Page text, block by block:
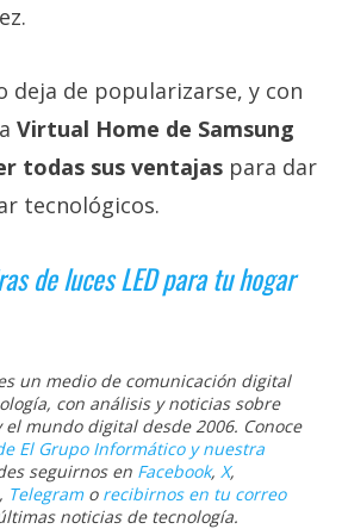
deja de popularizarse, y con
Virtual Home de Samsung
todas sus ventajas para dar
tecnológicos.
de luces LED para tu hogar
un medio de comunicación digital
con análisis y noticias sobre
mundo digital desde 2006. Conoce
El Grupo Informático y nuestra
seguirnos en Facebook, X,
, Telegramo recibirnos en tu correo
noticias de tecnología.